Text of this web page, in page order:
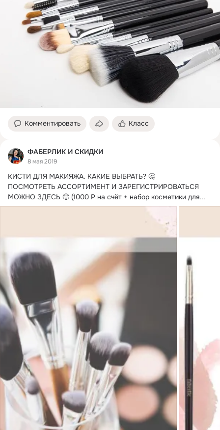
Комментировать Класс
ФАБЕРЛИК И СКИДКИ
8 мая 2019
КИСТИ ДЛЯ МАКИЯЖА. КАКИЕ ВЫБРАТЬ? 🤔
ПОСМОТРЕТЬ АССОРТИМЕНТ И ЗАРЕГИСТРИРОВАТЬСЯ
МОЖНО ЗДЕСЬ 🙂 (1000 Р на счёт + набор косметики для...